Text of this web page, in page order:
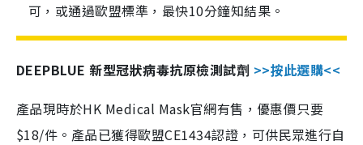
可，或通過歐盟標準，最快10分鐘知結果。
DEEPBLUE 新型冠狀病毒抗原檢測試劑 >>按此選購<<
產品現時於HK Medical Mask官網有售，優惠價只要
$18/件。產品已獲得歐盟CE1434認證，可供民眾進行自